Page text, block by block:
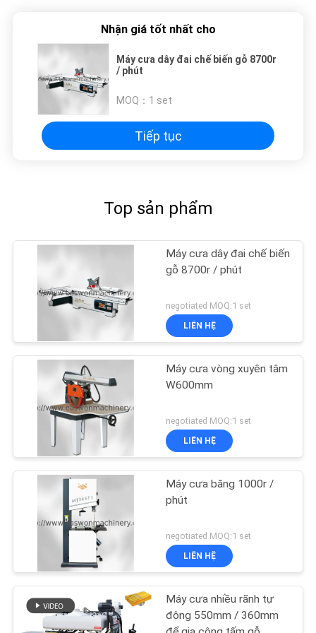
Nhận giá tốt nhất cho
Máy cưa dây đai chế biến gỗ 8700r
/ phút
MOQ： 1 set
Tiếp tục
Top sản phẩm
Máy cưa dây đai chế biến
gỗ 8700r / phút
negotiated MOQ:1 set
LIÊN HỆ
Máy cưa vòng xuyên tâm
W600mm
negotiated MOQ:1 set
LIÊN HỆ
Máy cưa băng 1000r /
phút
negotiated MOQ:1 set
LIÊN HỆ
Máy cưa nhiều rãnh tự
động 550mm / 360mm